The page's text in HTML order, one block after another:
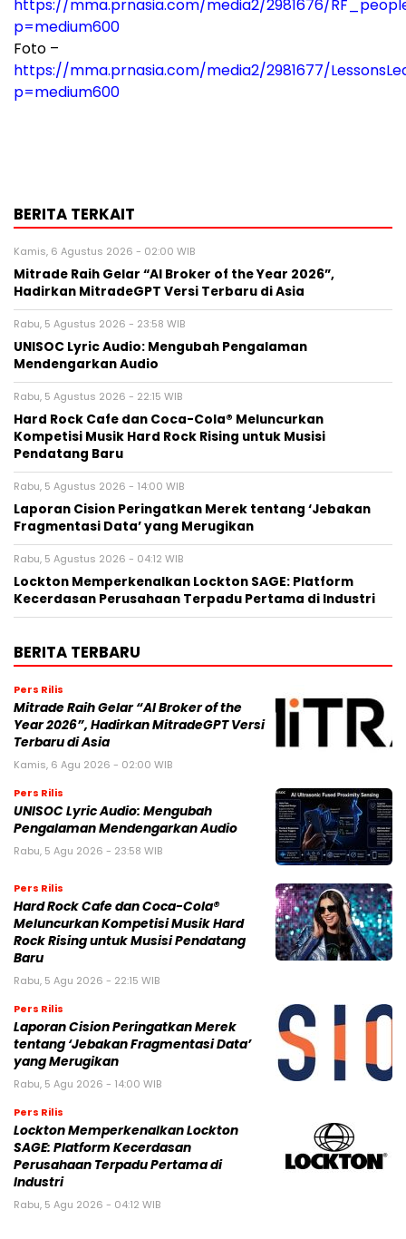
https://mma.prnasia.com/media2/2981676/
p=medium600
Foto –
https://mma.prnasia.com/media2/2981677/
p=medium600
BERITA TERKAIT
Kamis, 6 Agustus 2026 - 02:00 WIB
Mitrade Raih Gelar “AI Broker of the Year 2026”,
Hadirkan MitradeGPT Versi Terbaru di Asia
Rabu, 5 Agustus 2026 - 23:58 WIB
UNISOC Lyric Audio: Mengubah Pengalaman
Mendengarkan Audio
Rabu, 5 Agustus 2026 - 22:15 WIB
Hard Rock Cafe dan Coca-Cola® Meluncurkan
Kompetisi Musik Hard Rock Rising untuk Musisi
Pendatang Baru
Rabu, 5 Agustus 2026 - 14:00 WIB
Laporan Cision Peringatkan Merek tentang ‘Jebakan
Fragmentasi Data’ yang Merugikan
Rabu, 5 Agustus 2026 - 04:12 WIB
Lockton Memperkenalkan Lockton SAGE: Platform
Kecerdasan Perusahaan Terpadu Pertama di Industri
BERITA TERBARU
Pers Rilis
Mitrade Raih Gelar “AI Broker of the
Year 2026”, Hadirkan MitradeGPT Versi
Terbaru di Asia
Kamis, 6 Agu 2026 - 02:00 WIB
Pers Rilis
UNISOC Lyric Audio: Mengubah
Pengalaman Mendengarkan Audio
Rabu, 5 Agu 2026 - 23:58 WIB
Pers Rilis
Hard Rock Cafe dan Coca-Cola®
Meluncurkan Kompetisi Musik Hard
Rock Rising untuk Musisi Pendatang
Baru
Rabu, 5 Agu 2026 - 22:15 WIB
Pers Rilis
Laporan Cision Peringatkan Merek
tentang ‘Jebakan Fragmentasi Data’
yang Merugikan
Rabu, 5 Agu 2026 - 14:00 WIB
Pers Rilis
Lockton Memperkenalkan Lockton
SAGE: Platform Kecerdasan
Perusahaan Terpadu Pertama di
Industri
Rabu, 5 Agu 2026 - 04:12 WIB